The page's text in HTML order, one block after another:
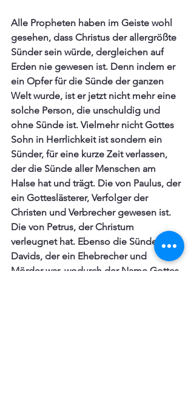
Alle Propheten haben im Geiste wohl
gesehen, dass Christus der allergrößte
Sünder sein würde, dergleichen auf
Erden nie gewesen ist. Denn indem er
ein Opfer für die Sünde der ganzen
Welt wurde, ist er jetzt nicht mehr eine
solche Person, die unschuldig und
ohne Sünde ist. Vielmehr nicht Gottes
Sohn in Herrlichkeit ist sondern ein
Sünder, für eine kurze Zeit verlassen,
der die Sünde aller Menschen am
Halse hat und trägt. Die von Paulus, der
ein Gotteslästerer, Verfolger der
Christen und Verbrecher gewesen ist.
Die von Petrus, der Christum
verleugnet hat. Ebenso die Sünde
Davids, der ein Ehebrecher und
Mörder war, wodurch der Name Gottes